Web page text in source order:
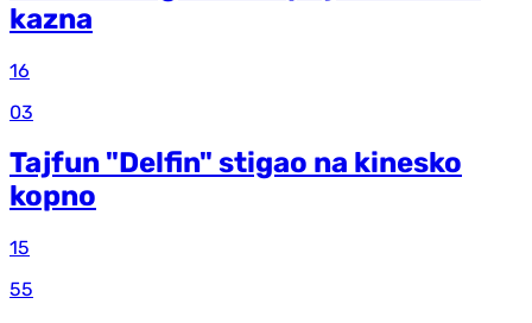
kazna
16
03
Tajfun "Delfin" stigao na kinesko
kopno
15
55